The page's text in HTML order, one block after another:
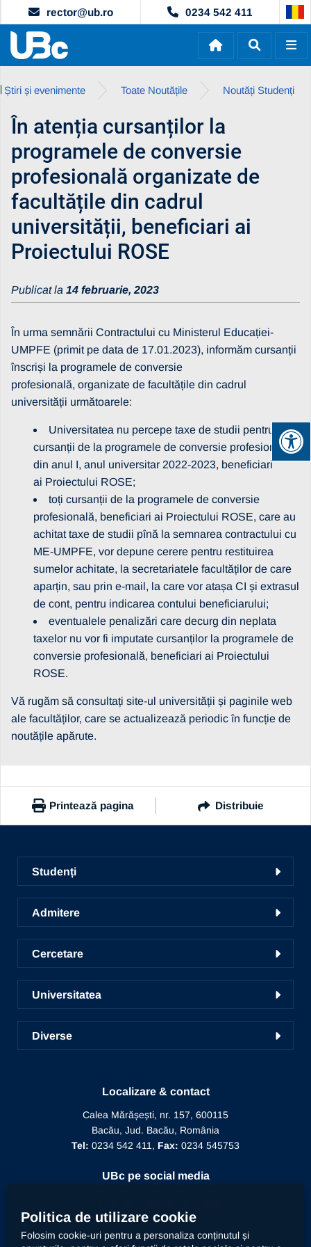
rector@ub.ro 0234 542 411
Știri și evenimente Toate Noutățile Noutăți Studenți
În atenția cursanților la
programele de conversie
profesională organizate de
facultățile din cadrul
universității, beneficiari ai
Proiectului ROSE
Publicat la 14 februarie, 2023
În urma semnării Contractului cu Ministerul Educației-
UMPFE (primit pe data de 17.01.2023), informăm cursanții
înscriși la programele de conversie
profesională, organizate de facultățile din cadrul
universității următoarele:
Universitatea nu percepe taxe de studii pentru
cursanții de la programele de conversie profesională
din anul I, anul universitar 2022-2023, beneficiari
ai Proiectului ROSE;
toți cursanții de la programele de conversie
profesională, beneficiari ai Proiectului ROSE, care au
achitat taxe de studii pînă la semnarea contractului cu
ME-UMPFE, vor depune cerere pentru restituirea
sumelor achitate, la secretariatele facultăților de care
aparțin, sau prin e-mail, la care vor atașa CI și extrasul
de cont, pentru indicarea contului beneficiarului;
eventualele penalizări care decurg din neplata
taxelor nu vor fi imputate cursanților la programele de
conversie profesională, beneficiari ai Proiectului
ROSE.
Vă rugăm să consultați site-ul universității și paginile web
ale facultăților, care se actualizează periodic în funcție de
noutățile apărute.
Printează pagina Distribuie
cursantilor-la-programele-de-conversie-profesionala-
beneficiari-ai-proiectului-rose
Copiază link
Studenți
Facultăți
Ghid de studii
Centrul de Consiliere și Orientare în Carieră
Liga studențească
Radio UNSR Bacău
Academic TV
Admitere
Conversie, specializare și grade
Admitere
Școala de studii doctorale
Pregătirea personalului didactic
Învățământ la distanță
Cercetare
Cercetare în UBc
Acces portal bază de date
ICDICTT
Manifestări științifice
Universitatea
Prezentarea Universității
Alegeri
Relații internaționale
Informații de interes public
Diverse
Recunoaștere funcție didactică
Recunoaștere conducător doctorat
Localizare & contact
Calea Mărășești, nr. 157, 600115
Bacău, Jud. Bacău, România
Tel: 0234 542 411, Fax: 0234 545753
UBc pe social media
Politica de utilizare cookie
Folosim cookie-uri pentru a personaliza conținutul și